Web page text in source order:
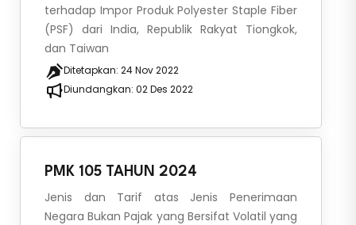
terhadap Impor Produk Polyester Staple Fiber
(PSF) dari India, Republik Rakyat Tiongkok,
dan Taiwan
Ditetapkan: 24 Nov 2022
Diundangkan: 02 Des 2022
PMK 105 TAHUN 2024
Jenis dan Tarif atas Jenis Penerimaan
Negara Bukan Pajak yang Bersifat Volatil yang